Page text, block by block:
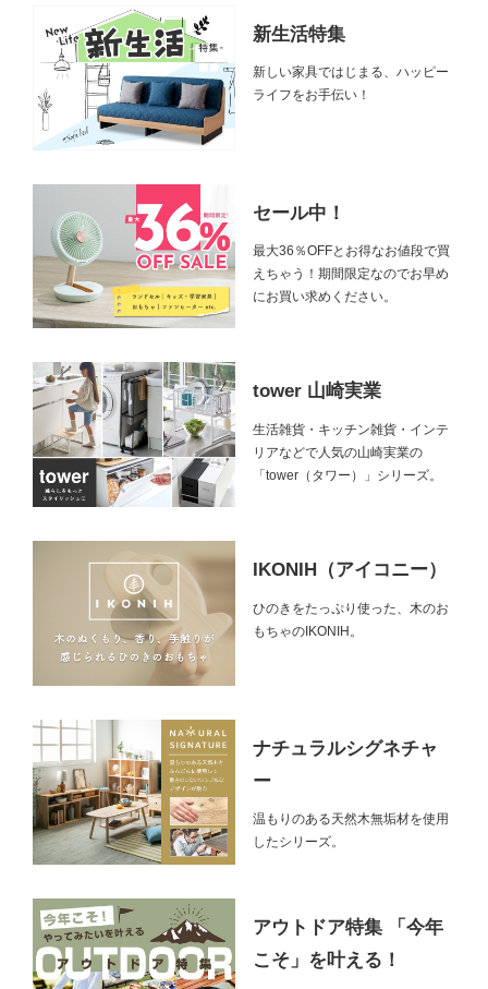
新生活特集
新しい家具ではじまる、ハッピー
ライフをお手伝い！
セール中！
最大36％OFFとお得なお値段で買
えちゃう！期間限定なのでお早め
にお買い求めください。
tower 山崎実業
生活雑貨・キッチン雑貨・インテ
リアなどで人気の山崎実業の
「tower（タワー）」シリーズ。
IKONIH（アイコニー）
ひのきをたっぷり使った、木のお
もちゃのIKONIH。
ナチュラルシグネチャ
ー
温もりのある天然木無垢材を使用
したシリーズ。
アウトドア特集 「今年
こそ」を叶える！